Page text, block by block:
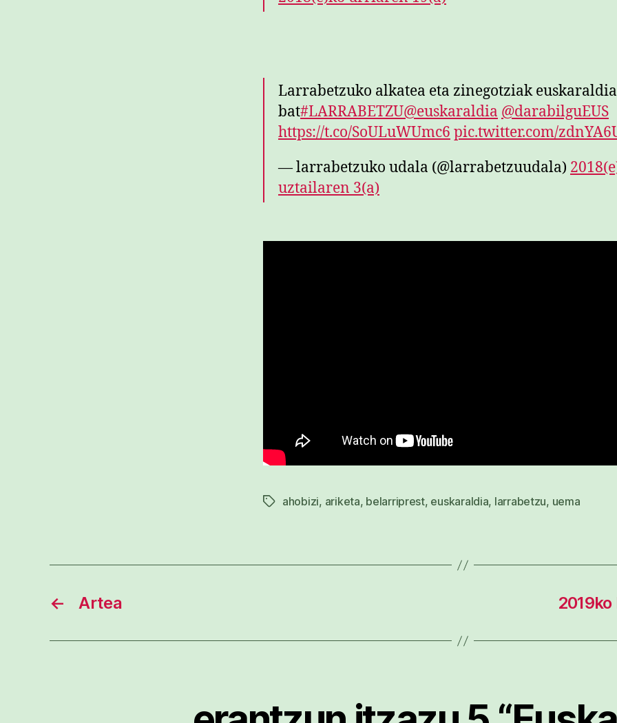
Larrabetzuko alkatea eta zinegotziak
bat#LARRABETZU@euskaraldia @darabilguEUS
https://t.co/SoULuWUmc6 pic.twitter.com/
— larrabetzuko udala (@larrabetzuudala)
uztailaren 3(a)
Etiketak
ahobizi, ariketa, belarriprest, euskaraldia, larrabetzu, uema
← Artea